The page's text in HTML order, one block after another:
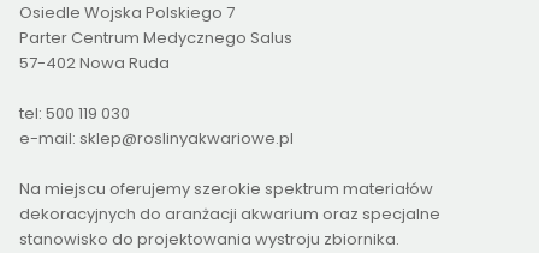
Osiedle Wojska Polskiego 7
Parter Centrum Medycznego Salus
57-402 Nowa Ruda
tel: 500 119 030
e-mail: sklep@roslinyakwariowe.pl
Na miejscu oferujemy szerokie spektrum materiałów
dekoracyjnych do aranżacji akwarium oraz specjalne
stanowisko do projektowania wystroju zbiornika.